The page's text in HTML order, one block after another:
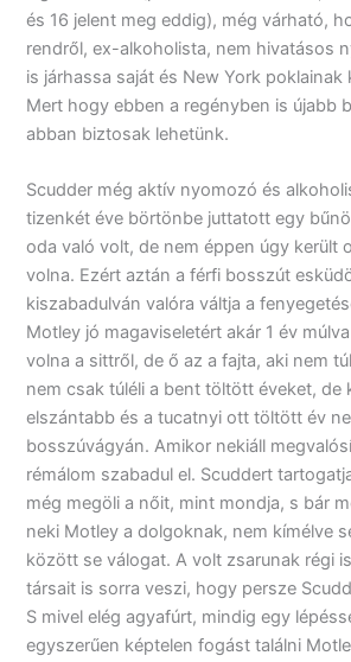
és 16 jelent meg eddig), még várható,
rendről, ex-alkoholista, nem hivatásos
is járhassa saját és New York
Mert hogy ebben a regényben is újabb
abban biztosak lehetünk.
Scudder még aktív nyomozó és
tizenkét éve börtönbe juttatott egy
oda való volt, de nem éppen úgy került
volna. Ezért aztán a férfi bosszút
kiszabadulván valóra váltja a
Motley jó magaviseletért akár 1 év
volna a sittről, de ő az a fajta, aki nem
nem csak túléli a bent töltött éveket, de
elszántabb és a tucatnyi ott töltött év
bosszúvágyán. Amikor nekiáll
rémálom szabadul el. Scuddert
még megöli a nőit, mint mondja, s bár
neki Motley a dolgoknak, nem kímélve
között se válogat. A volt zsarunak régi
társait is sorra veszi, hogy persze
S mivel elég agyafúrt, mindig egy
egyszerűen képtelen fogást találni